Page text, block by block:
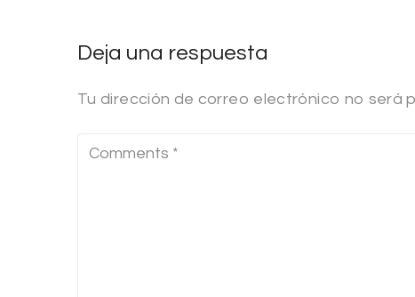
Deja una respuesta
Tu dirección de correo electrónico no será